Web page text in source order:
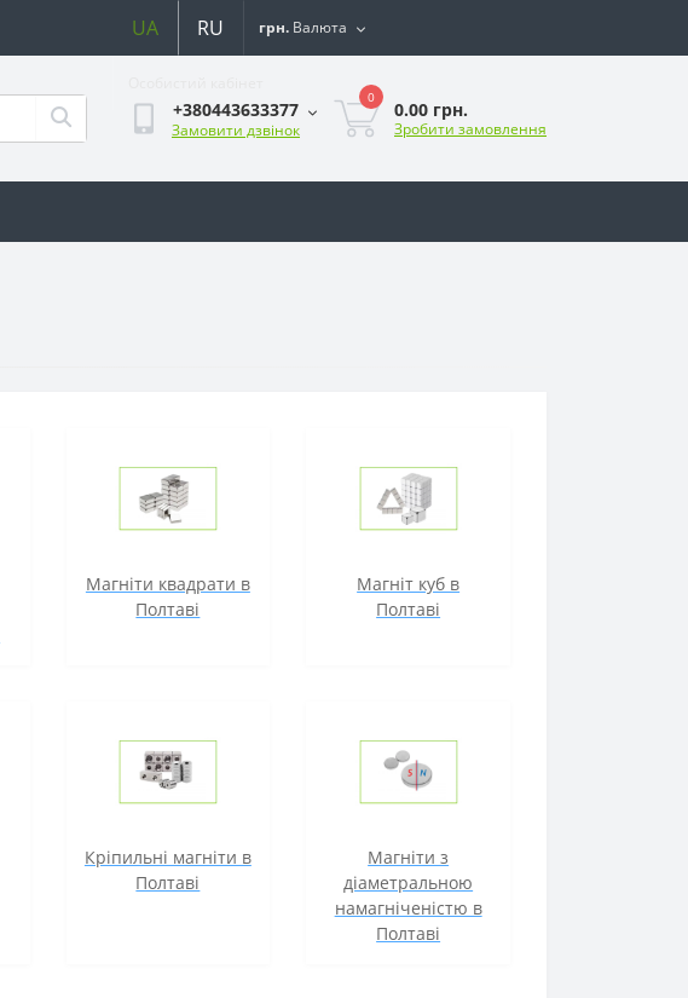
UA RU грн. Валюта
+380443633377
Замовити дзвінок
0
0.00 грн.
Зробити замовлення
Магніти квадрати в
Полтаві
Магніт куб в
Полтаві
Кріпильні магніти в
Полтаві
Магніти з
діаметральною
намагніченістю в
Полтаві